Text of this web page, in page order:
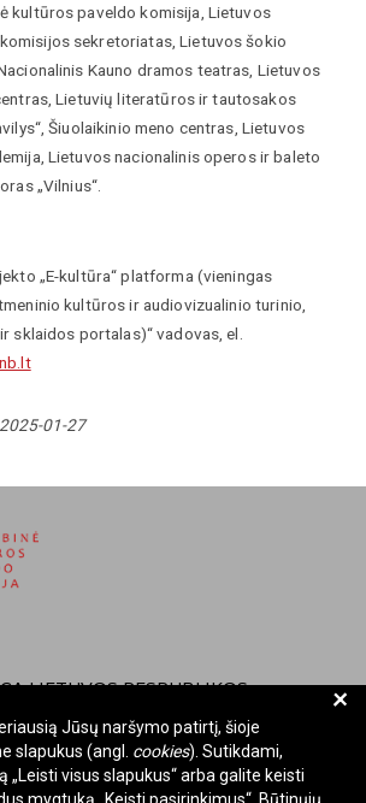
kultūros paveldo komisija, Lietuvos
komisijos sekretoriatas, Lietuvos šokio
Kauno dramos teatras, Lietuvos
Lietuvių literatūros ir tautosakos
Šiuolaikinio meno centras, Lietuvos
Lietuvos nacionalinis operos ir baleto
„Vilnius“.
„E-kultūra“ platforma (vieningas
kultūros ir audiovizualinio turinio,
sklaidos portalas)“ vadovas, el.
01-27
LIETUVOS RESPUBLIKOS
PAVELDO KOMISIJA
asmenų registre 288700520
01135 Vilnius
+
Jūsų naršymo patirtį, šioje
slapukus (angl. cookies). Sutikdami,
visus slapukus“ arba galite keisti